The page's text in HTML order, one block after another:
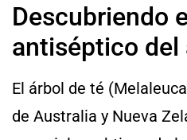
Descubriendo
antiséptico del
El árbol de té
de Australia y Nueva